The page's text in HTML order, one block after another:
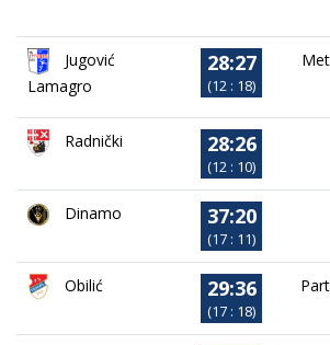
Jugović
Lamagro
28:27
(12 : 18)
Radnički 28:26
(12 : 10)
Dinamo 37:20
(17 : 11)
Obilić 29:36
(17 : 18)